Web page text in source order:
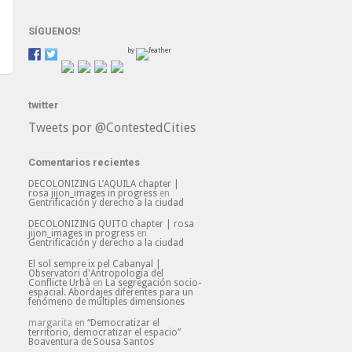
SÍGUENOS!
by
twitter
Tweets por @ContestedCities
Comentarios recientes
DECOLONIZING L’AQUILA chapter |
rosa jijon_images in progress en
Gentrificación y derecho a la ciudad
DECOLONIZING QUITO chapter | rosa
jijon_images in progress en
Gentrificación y derecho a la ciudad
El sol sempre ix pel Cabanyal |
Observatori d'Antropologia del
Conflicte Urbà en La segregación socio-
espacial. Abordajes diferentes para un
fenómeno de múltiples dimensiones
margarita en “Democratizar el
territorio, democratizar el espacio”
Boaventura de Sousa Santos